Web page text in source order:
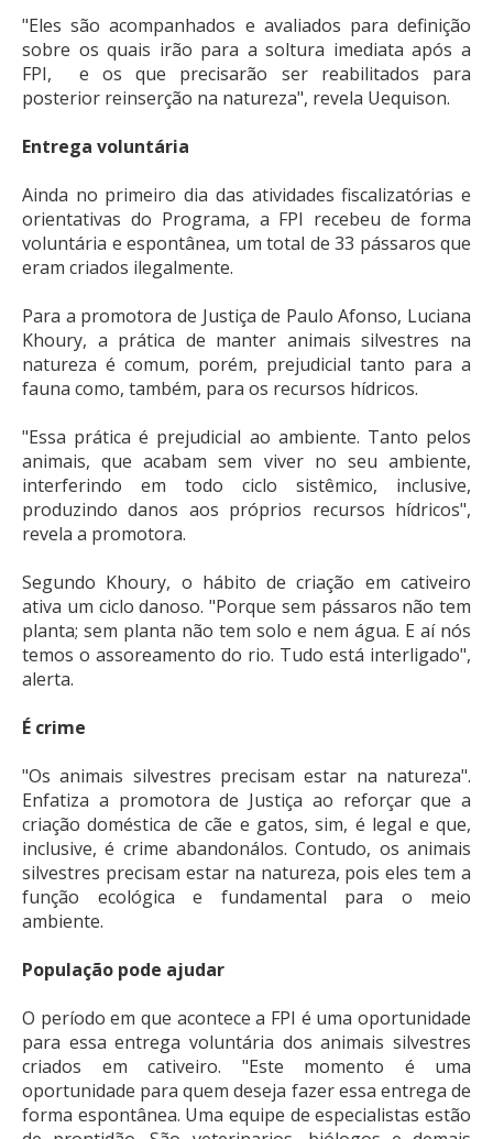
"Eles são acompanhados e avaliados para definição
sobre os quais irão para a soltura imediata após a
FPI, e os que precisarão ser reabilitados para
posterior reinserção na natureza", revela Uequison.
Entrega voluntária
Ainda no primeiro dia das atividades fiscalizatórias e
orientativas do Programa, a FPI recebeu de forma
voluntária e espontânea, um total de 33 pássaros que
eram criados ilegalmente.
Para a promotora de Justiça de Paulo Afonso, Luciana
Khoury, a prática de manter animais silvestres na
natureza é comum, porém, prejudicial tanto para a
fauna como, também, para os recursos hídricos.
"Essa prática é prejudicial ao ambiente. Tanto pelos
animais, que acabam sem viver no seu ambiente,
interferindo em todo ciclo sistêmico, inclusive,
produzindo danos aos próprios recursos hídricos",
revela a promotora.
Segundo Khoury, o hábito de criação em cativeiro
ativa um ciclo danoso. "Porque sem pássaros não tem
planta; sem planta não tem solo e nem água. E aí nós
temos o assoreamento do rio. Tudo está interligado",
alerta.
É crime
"Os animais silvestres precisam estar na natureza".
Enfatiza a promotora de Justiça ao reforçar que a
criação doméstica de cãe e gatos, sim, é legal e que,
inclusive, é crime abandonálos. Contudo, os animais
silvestres precisam estar na natureza, pois eles tem a
função ecológica e fundamental para o meio
ambiente.
População pode ajudar
O período em que acontece a FPI é uma oportunidade
para essa entrega voluntária dos animais silvestres
criados em cativeiro. "Este momento é uma
oportunidade para quem deseja fazer essa entrega de
forma espontânea. Uma equipe de especialistas estão